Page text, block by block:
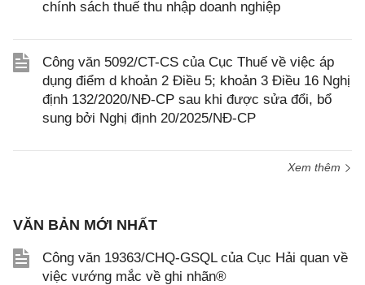
chính sách thuế thu nhập doanh nghiệp
Công văn 5092/CT-CS của Cục Thuế về việc áp
dụng điểm d khoản 2 Điều 5; khoản 3 Điều 16 Nghị
định 132/2020/NĐ-CP sau khi được sửa đổi, bổ
sung bởi Nghị định 20/2025/NĐ-CP
Xem thêm
VĂN BẢN MỚI NHẤT
Công văn 19363/CHQ-GSQL của Cục Hải quan về
việc vướng mắc về ghi nhãn®